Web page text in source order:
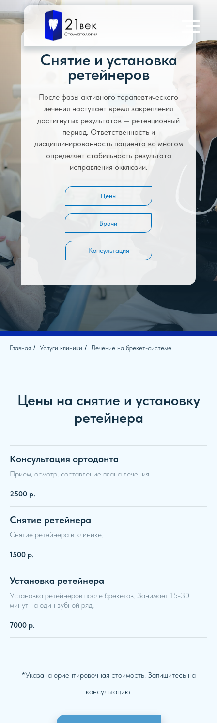
После фазы активного терапевтического
лечения наступает время закрепления
достигнутых результатов — ретенционный
период. Ответственность и
дисциплинированность пациента во многом
определяет стабильность результата
исправления окклюзии.
Снятие и установка
ретейнеров
Цены
Врачи
Консультация
Главная / Услуги клиники / Лечение на брекет-системе
Цены на снятие и установку
ретейнера
Консультация ортодонта
Прием, осмотр, составление плана лечения.
2500 р.
Снятие ретейнера
Снятие ретейнера в клинике.
1500 р.
Установка ретейнера
Установка ретейнеров после брекетов. Занимает 15-30
минут на один зубной ряд.
7000 р.
*Указана ориентировочная стоимость. Запишитесь на
консультацию.